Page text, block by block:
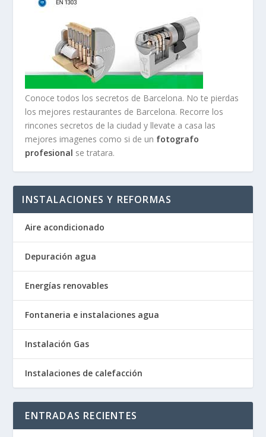
Conoce todos los secretos de Barcelona. No te pierdas
los mejores restaurantes de Barcelona. Recorre los
rincones secretos de la ciudad y llevate a casa las
mejores imagenes como si de un fotografo
profesional se tratara.
INSTALACIONES Y REFORMAS
Aire acondicionado
Depuración agua
Energías renovables
Fontaneria e instalaciones agua
Instalación Gas
Instalaciones de calefacción
ENTRADAS RECIENTES